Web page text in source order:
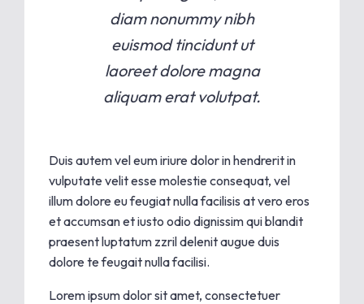
diam nonummy nibh
euismod tincidunt ut
laoreet dolore magna
aliquam erat volutpat.
Duis autem vel eum iriure dolor in hendrerit in
vulputate velit esse molestie consequat, vel
illum dolore eu feugiat nulla facilisis at vero eros
et accumsan et iusto odio dignissim qui blandit
praesent luptatum zzril delenit augue duis
dolore te feugait nulla facilisi.
Lorem ipsum dolor sit amet, consectetuer